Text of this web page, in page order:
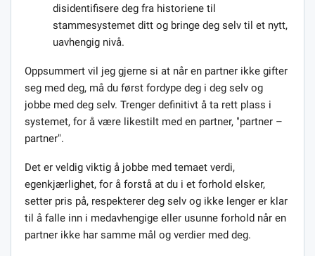
disidentifisere deg fra historiene til
stammesystemet ditt og bringe deg selv til et nytt,
uavhengig nivå.
Oppsummert vil jeg gjerne si at når en partner ikke gifter
seg med deg, må du først fordype deg i deg selv og
jobbe med deg selv. Trenger definitivt å ta rett plass i
systemet, for å være likestilt med en partner, "partner –
partner".
Det er veldig viktig å jobbe med temaet verdi,
egenkjærlighet, for å forstå at du i et forhold elsker,
setter pris på, respekterer deg selv og ikke lenger er klar
til å falle inn i medavhengige eller usunne forhold når en
partner ikke har samme mål og verdier med deg.